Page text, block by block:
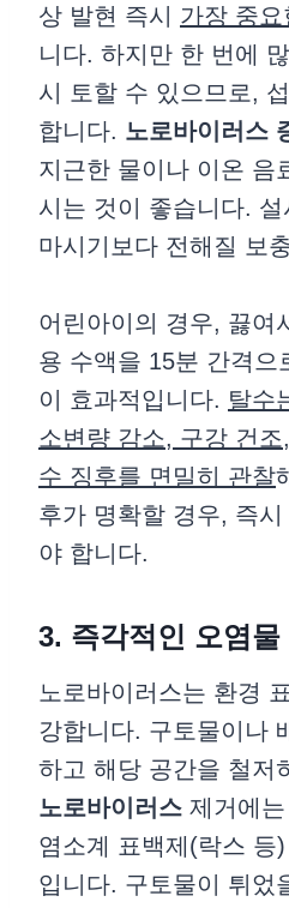
상 발현 즉시 가장 중
니다. 하지만 한 번에
시 토할 수 있으므로,
합니다. 노로바이러스
지근한 물이나 이온 음
시는 것이 좋습니다.
마시기보다 전해질 보
어린아이의 경우, 끓여
용 수액을 15분 간격으
이 효과적입니다. 탈수
소변량 감소, 구강 건
수 징후를 면밀히 관찰
후가 명확할 경우, 즉
야 합니다.
3. 즉각적인 오염
노로바이러스는 환경
강합니다. 구토물이나
하고 해당 공간을 철저
노로바이러스 제거에
염소계 표백제(락스 등
입니다. 구토물이 튀었